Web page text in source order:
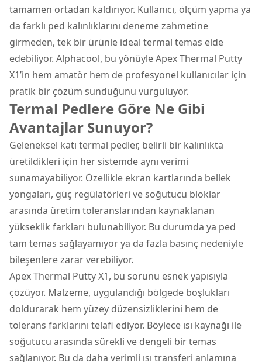
tamamen ortadan kaldırıyor. Kullanıcı, ölçüm yapma ya
da farklı ped kalınlıklarını deneme zahmetine
girmeden, tek bir ürünle ideal termal temas elde
edebiliyor. Alphacool, bu yönüyle Apex Thermal Putty
X1’in hem amatör hem de profesyonel kullanıcılar için
pratik bir çözüm sunduğunu vurguluyor.
Termal Pedlere Göre Ne Gibi
Avantajlar Sunuyor?
Geleneksel katı termal pedler, belirli bir kalınlıkta
üretildikleri için her sistemde aynı verimi
sunamayabiliyor. Özellikle ekran kartlarında bellek
yongaları, güç regülatörleri ve soğutucu bloklar
arasında üretim toleranslarından kaynaklanan
yükseklik farkları bulunabiliyor. Bu durumda ya ped
tam temas sağlayamıyor ya da fazla basınç nedeniyle
bileşenlere zarar verebiliyor.
Apex Thermal Putty X1, bu sorunu esnek yapısıyla
çözüyor. Malzeme, uygulandığı bölgede boşlukları
doldurarak hem yüzey düzensizliklerini hem de
tolerans farklarını telafi ediyor. Böylece ısı kaynağı ile
soğutucu arasında sürekli ve dengeli bir temas
sağlanıyor. Bu da daha verimli ısı transferi anlamına